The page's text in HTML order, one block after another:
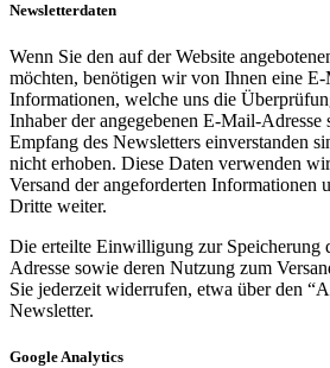
Newsletterdaten
Wenn Sie den auf der Website
möchten, benötigen wir von Ihnen eine
Informationen, welche uns die
Inhaber der angegebenen E-Mail-Adresse
Empfang des Newsletters einverstanden
nicht erhoben. Diese Daten verwenden
Versand der angeforderten Informationen
Dritte weiter.
Die erteilte Einwilligung zur Speicherung
Adresse sowie deren Nutzung zum
Sie jederzeit widerrufen, etwa über den
Newsletter.
Google Analytics